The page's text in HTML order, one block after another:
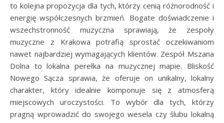
to kolejna propozycja dla tych, którzy cenią różnorodność i
energię współczesnych brzmień. Bogate doświadczenie i
wszechstronność muzyczna sprawiają, że zespoły
muzyczne z Krakowa potrafią sprostać oczekiwaniom
nawet najbardziej wymagających klientów. Zespół Mszana
Dolna to lokalna perełka na muzycznej mapie. Bliskość
Nowego Sącza sprawia, że oferuje on unikalny, lokalny
charakter, który idealnie komponuje się z atmosferą
miejscowych uroczystości. To wybór dla tych, którzy
pragną wprowadzić do swojego wesela czy ślubu lokalną